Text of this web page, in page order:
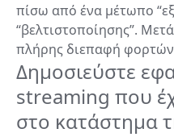
πίσω από ένα μέτωπο
“βελτιστοποίησης”.
πλήρης διεπαφή
Δημοσιεύστε
streaming που
στο κατάστημα